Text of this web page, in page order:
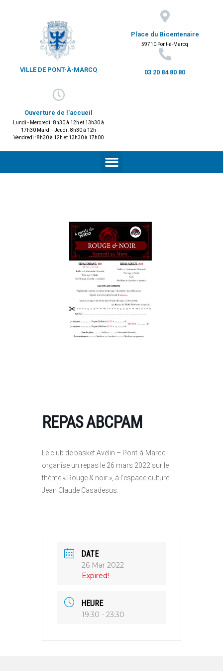
VILLE DE PONT-À-MARCQ
Place du Bicentenaire
59710 Pont-à-Marcq
03 20 84 80 80
Ouverture de l'accueil
Lundi - Mercredi : 8h30 à 12h et 13h30 à
17h30 Mardi - Jeudi : 8h30 à 12h
Vendredi : 8h30 à 12h et 13h30 à 17h00
REPAS ABCPAM
Le club de basket Avelin – Pont-à-Marcq
organise un repas le 26 mars 2022 sur le
thème « Rouge & noir », à l’espace culturel
Jean Claude Casadesus.
DATE
26 Mar 2022
Expired!
HEURE
19:30 - 23:30